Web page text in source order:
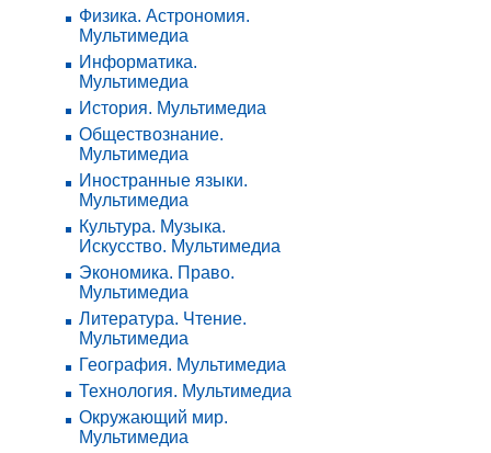
Физика. Астрономия.
Мультимедиа
Информатика.
Мультимедиа
История. Мультимедиа
Обществознание.
Мультимедиа
Иностранные языки.
Мультимедиа
Культура. Музыка.
Искусство. Мультимедиа
Экономика. Право.
Мультимедиа
Литература. Чтение.
Мультимедиа
География. Мультимедиа
Технология. Мультимедиа
Окружающий мир.
Мультимедиа